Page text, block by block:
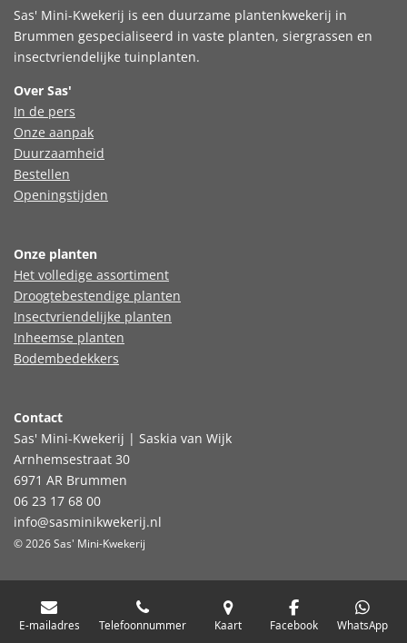
Sas' Mini-Kwekerij is een duurzame plantenkwekerij in
Brummen gespecialiseerd in vaste planten, siergrassen en
insectvriendelijke tuinplanten.
Over Sas'
In de pers
Onze aanpak
Duurzaamheid
Bestellen
Openingstijden
Onze planten
Het volledige assortiment
Droogtebestendige planten
Insectvriendelijke planten
Inheemse planten
Bodembedekkers
Contact
Sas' Mini-Kwekerij | Saskia van Wijk
Arnhemsestraat 30
6971 AR Brummen
06 23 17 68 00
info@sasminikwekerij.nl
© 2026 Sas' Mini-Kwekerij
E-mailadres Telefoonnummer Kaart Facebook WhatsApp